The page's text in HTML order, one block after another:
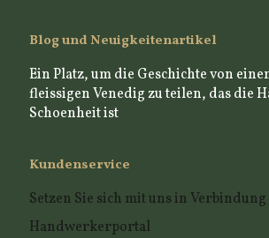
Blog und Neuigkeitenartikel
Ein Platz, um die Geschichte von
fleissigen Venedig zu teilen, das die
Schoenheit ist
Kundenservice
Setzen Sie sich mit uns in Verbindung
Handwerkerportal